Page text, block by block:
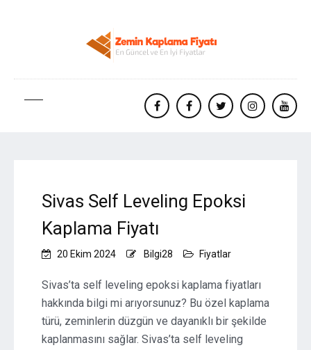
facebookFacebooktwitterinstagram
Sivas Self Leveling Epoksi
Kaplama Fiyatı
20 Ekim 2024 Bilgi28 Fiyatlar
Sivas’ta self leveling epoksi kaplama fiyatları
hakkında bilgi mi arıyorsunuz? Bu özel kaplama
türü, zeminlerin düzgün ve dayanıklı bir şekilde
kaplanmasını sağlar. Sivas’ta self leveling